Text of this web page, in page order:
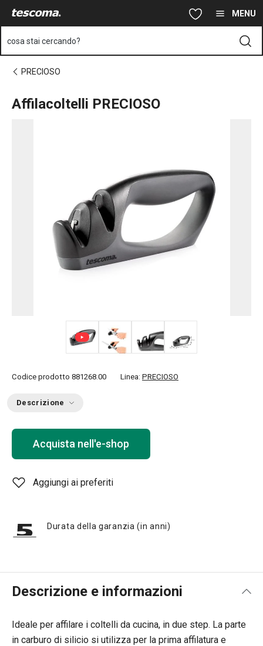
Vai al contenuto principale MENU
cosa stai cercando?
PRECIOSO
Affilacoltelli PRECIOSO
Codice prodotto 881268.00 Linea: PRECIOSO
Descrizione
Acquista nell'e-shop
Aggiungi ai preferiti
Durata della garanzia (in anni)
Descrizione e informazioni
Ideale per affilare i coltelli da cucina, in due step. La parte
in carburo di silicio si utilizza per la prima affilatura e